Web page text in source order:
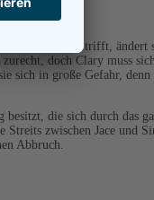
sie auf Jace trifft, ändert
doch Clary muss
sich in große Gefahr,
die sich durch das
zwischen Jace und
Abbruch.